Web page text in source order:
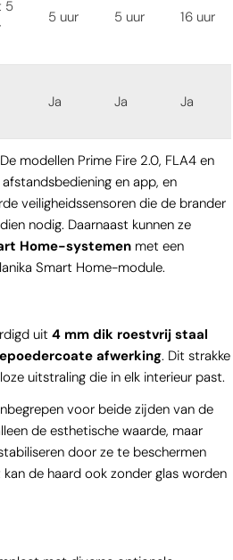
5
5 uur 5 uur 16 uur
Ja Ja Ja
De modellen Prime Fire 2.0, FLA4 en
en app, en
veiligheidssensoren die de brander
nodig. Daarnaast kunnen ze
Home-systemenmet een
Smart Home-module.
uit 4 mm dik roestvrij staal
afwerking. Dit strakke
uitstraling die in elk interieur past.
voor beide zijden van de
de esthetische waarde, maar
door ze te beschermen
de haard ook zonder glas worden